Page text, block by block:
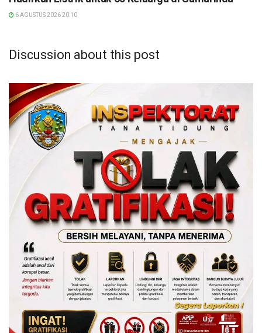
6 AGUSTUS 2026 20:10
Discussion about this post